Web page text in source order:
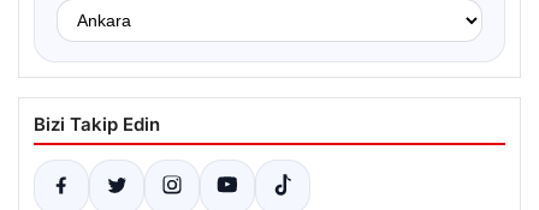
Bizi Takip Edin